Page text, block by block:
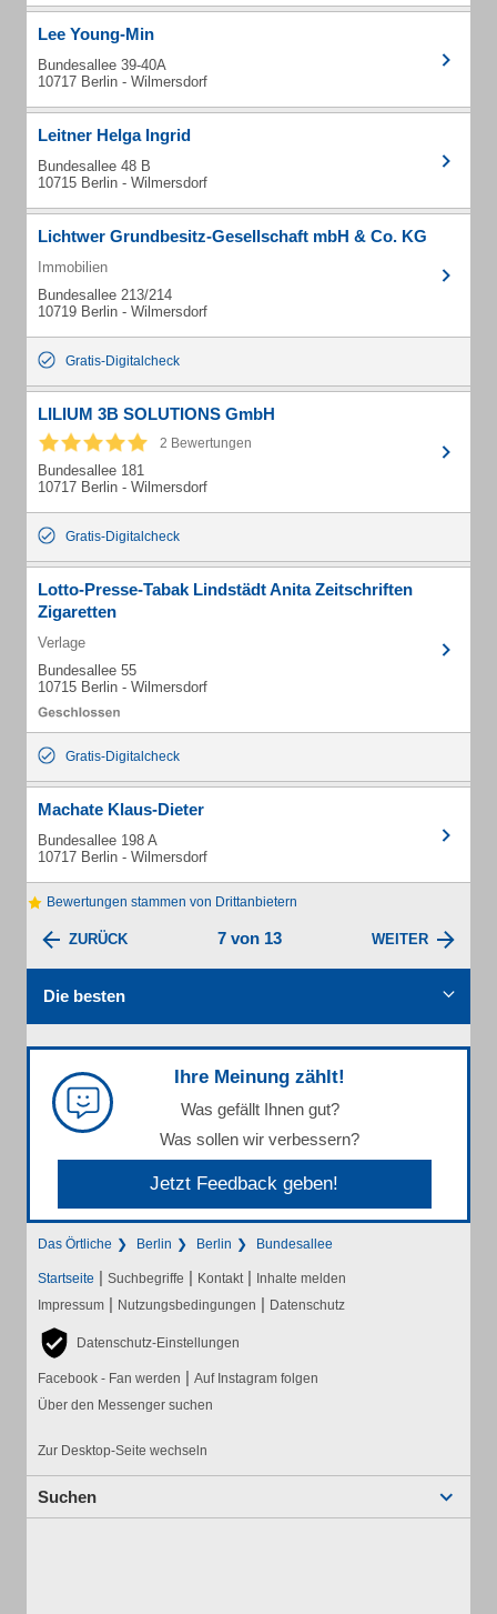
Lee Young-Min
Bundesallee 39-40A
10717 Berlin - Wilmersdorf
Leitner Helga Ingrid
Bundesallee 48 B
10715 Berlin - Wilmersdorf
Lichtwer Grundbesitz-Gesellschaft mbH & Co. KG
Immobilien
Bundesallee 213/214
10719 Berlin - Wilmersdorf
Gratis-Digitalcheck
LILIUM 3B SOLUTIONS GmbH
2 Bewertungen
Bundesallee 181
10717 Berlin - Wilmersdorf
Gratis-Digitalcheck
Lotto-Presse-Tabak Lindstädt Anita Zeitschriften
Zigaretten
Verlage
Bundesallee 55
10715 Berlin - Wilmersdorf
Gratis-Digitalcheck
Machate Klaus-Dieter
Bundesallee 198 A
10717 Berlin - Wilmersdorf
Bewertungen stammen von Drittanbietern
ZURÜCK 7 von 13 WEITER
Die besten
Ihre Meinung zählt!
Was gefällt Ihnen gut?
Was sollen wir verbessern?
Jetzt Feedback geben!
Das Örtliche Berlin Berlin Bundesallee
Startseite | Suchbegriffe | Kontakt | Inhalte melden
Impressum | Nutzungsbedingungen | Datenschutz
Datenschutz-Einstellungen
Facebook - Fan werden | Auf Instagram folgen
Über den Messenger suchen
Zur Desktop-Seite wechseln
Suchen